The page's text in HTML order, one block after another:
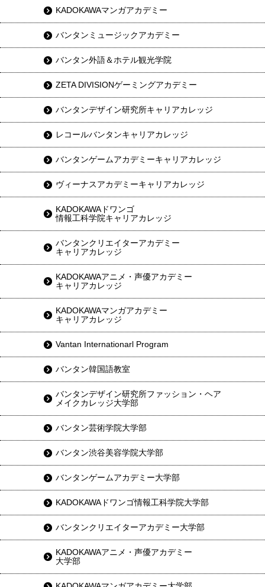
KADOKAWAマンガアカデミー
バンタンミュージックアカデミー
バンタン外語＆ホテル観光学院
ZETA DIVISIONゲーミングアカデミー
バンタンデザイン研究所キャリアカレッジ
レコールバンタンキャリアカレッジ
バンタンゲームアカデミーキャリアカレッジ
ヴィーナスアカデミーキャリアカレッジ
KADOKAWAドワンゴ
情報工科学院キャリアカレッジ
バンタンクリエイターアカデミー
キャリアカレッジ
KADOKAWAアニメ・声優アカデミー
キャリアカレッジ
KADOKAWAマンガアカデミー
キャリアカレッジ
Vantan Internationarl Program
バンタン韓国語教室
バンタンデザイン研究所ファッション・ヘア
メイクカレッジ大学部
バンタン芸術学院大学部
バンタン渋谷美容学院大学部
バンタンゲームアカデミー大学部
KADOKAWAドワンゴ情報工科学院大学部
バンタンクリエイターアカデミー大学部
KADOKAWAアニメ・声優アカデミー
大学部